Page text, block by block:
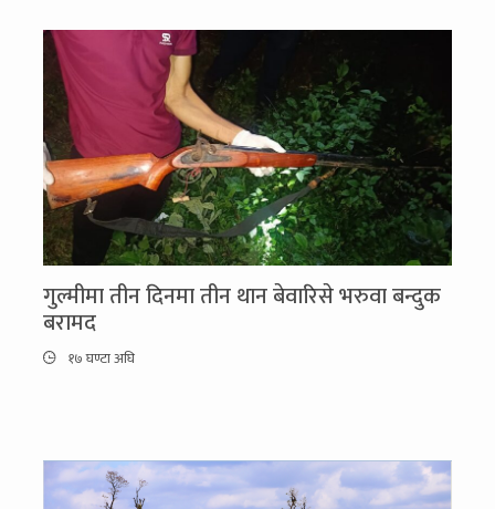
गुल्मीमा तीन दिनमा तीन थान बेवारिसे भरुवा बन्दुक
बरामद
१७ घण्टा अघि